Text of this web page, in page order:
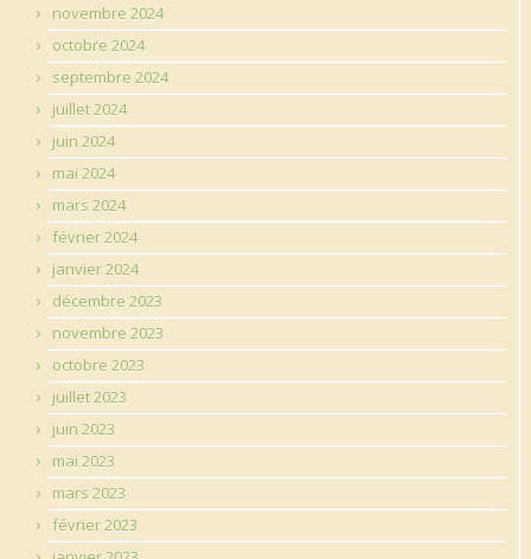
novembre 2024
octobre 2024
septembre 2024
juillet 2024
juin 2024
mai 2024
mars 2024
février 2024
janvier 2024
décembre 2023
novembre 2023
octobre 2023
juillet 2023
juin 2023
mai 2023
mars 2023
février 2023